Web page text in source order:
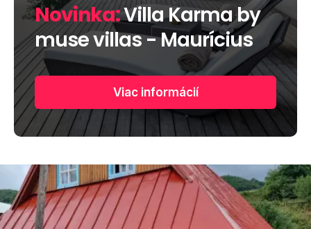
Novinka:Villa Karma by
muse villas - Maurícius
Viac informácií